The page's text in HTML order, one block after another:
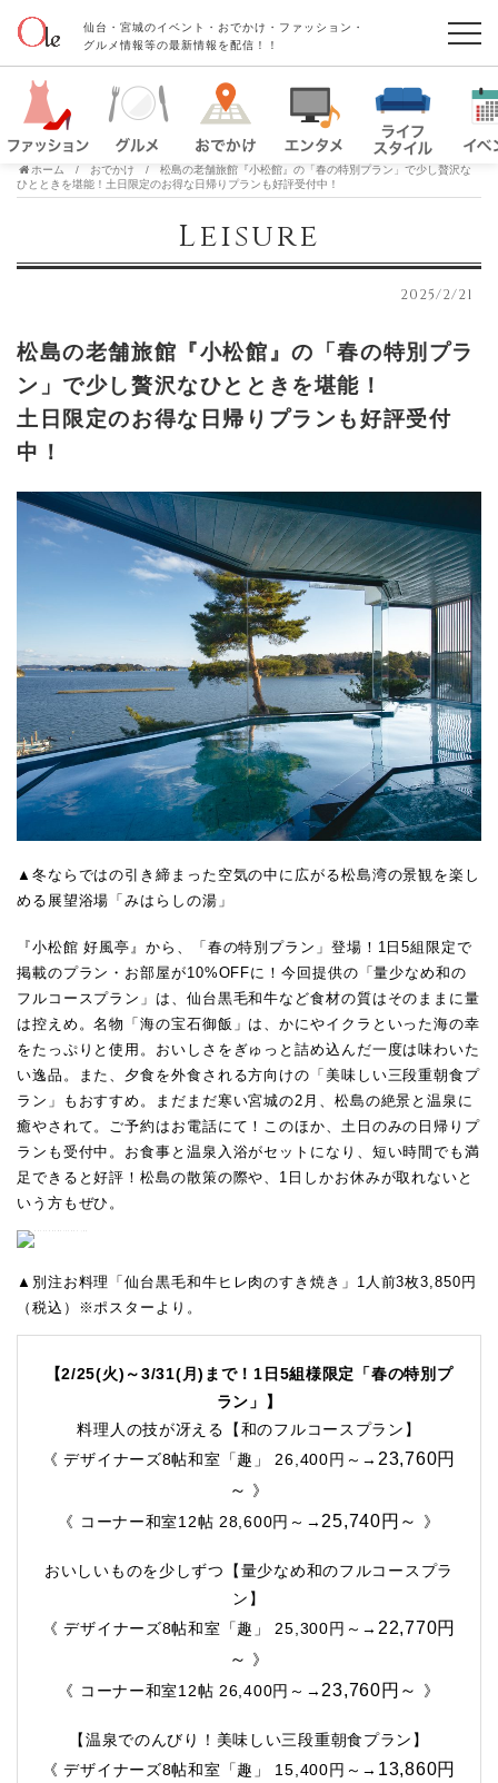
仙台・宮城のイベント・おでかけ・ファッション・
グルメ情報等の最新情報を配信！！
ホーム おでかけ
松島の老舗旅館『小松館』の「春の特別プラン」で少し贅沢な
ひとときを堪能！土日限定のお得な日帰りプランも好評受付中！
Leisure
2025/2/21
松島の老舗旅館『小松館』の「春の特別プラ
ン」で少し贅沢なひとときを堪能！
土日限定のお得な日帰りプランも好評受付
中！
▲冬ならではの引き締まった空気の中に広がる松島湾の景観を楽し
める展望浴場「みはらしの湯」
『小松館 好風亭』から、「春の特別プラン」登場！1日5組限定で
掲載のプラン・お部屋が10%OFFに！今回提供の「量少なめ和の
フルコースプラン」は、仙台黒毛和牛など食材の質はそのままに量
は控えめ。名物「海の宝石御飯」は、かにやイクラといった海の幸
をたっぷりと使用。おいしさをぎゅっと詰め込んだ一度は味わいた
い逸品。また、夕食を外食される方向けの「美味しい三段重朝食プ
ラン」もおすすめ。まだまだ寒い宮城の2月、松島の絶景と温泉に
癒やされて。ご予約はお電話にて！このほか、土日のみの日帰りプ
ランも受付中。お食事と温泉入浴がセットになり、短い時間でも満
足できると好評！松島の散策の際や、1日しかお休みが取れないと
いう方もぜひ。
▲別注お料理「仙台黒毛和牛ヒレ肉のすき焼き」1人前3枚3,850円
（税込）※ポスターより。
【2/25(火)～3/31(月)まで！1日5組様限定「春の特別プ
ラン」】
料理人の技が冴える【和のフルコースプラン】
《 デザイナーズ8帖和室「趣」 26,400円～→ 23,760円
～ 》
《 コーナー和室12帖 28,600円～→25,740円～ 》
おいしいものを少しずつ【量少なめ和のフルコースプラ
ン】
《 デザイナーズ8帖和室「趣」 25,300円～→ 22,770円
～ 》
《 コーナー和室12帖 26,400円～→23,760円～ 》
【温泉でのんびり！美味しい三段重朝食プラン】
《 デザイナーズ8帖和室「趣」 15,400円～→ 13,860円